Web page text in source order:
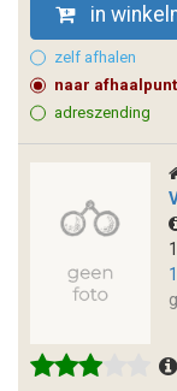
in
zelf afhalen
naar afhaalpunt
adreszending